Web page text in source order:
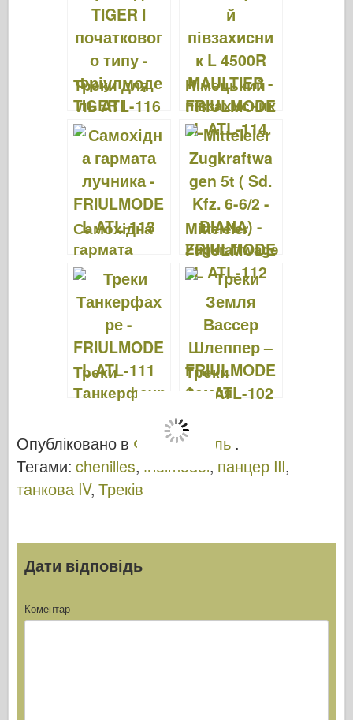
FRIULMODE
L ATL-110
ATL-119
Треки для
TIGER I
початкового
типу -
Фріулмодел
ь ATL-116
Німецький
півзахисник
L 4500R
MAULTIER –
FRIULMODE
L ATL-114
Самохідна
гармата
лучника –
FRIULMODE
L ATL-113
Mitteleler
Zugkraftwage
n 5t ( Sd. Kfz.
6-6/2 –
DIANA) –
FRIULMODE
L ATL-112
Треки
Танкерфахр
L ATL-111
Треки
Земля
Шлеппер –
FRIULMODE
L – ATL-102
Опубліковано в ФріулМодель .
Тегами: chenilles, friulmodel, панцер III,
танкова IV, Треків
Дати відповідь
Коментар